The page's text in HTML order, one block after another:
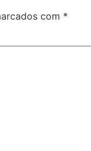
com *